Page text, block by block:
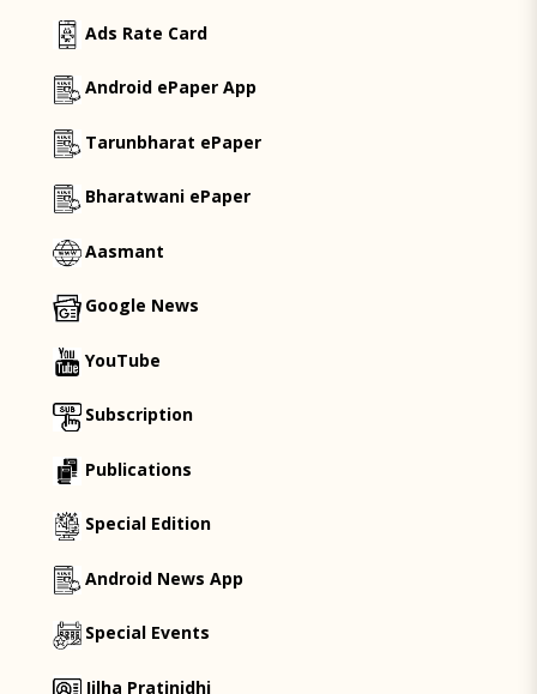
Ads Rate Card
Android ePaper App
Tarunbharat ePaper
Bharatwani ePaper
Aasmant
Google News
YouTube
Subscription
Publications
Special Edition
Android News App
Special Events
Jilha Pratinidhi